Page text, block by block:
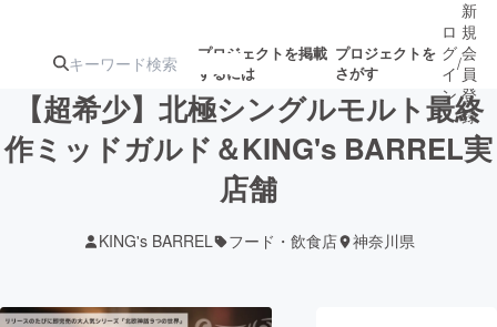
プロジェクトを掲載
するには
プロジェクトを
さがす
注目の新着プロ募集終了が近いプ
ロ
グ
イ
ン
/
新
規
会
員
登
録
【超希少】北極シングルモルト最終
作ミッドガルド＆KING's BARREL実
店舗
KING's BARREL フード・飲食店 神奈川県